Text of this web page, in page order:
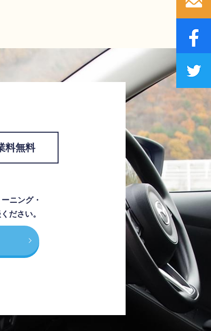
料無料
ニング・
ださい。